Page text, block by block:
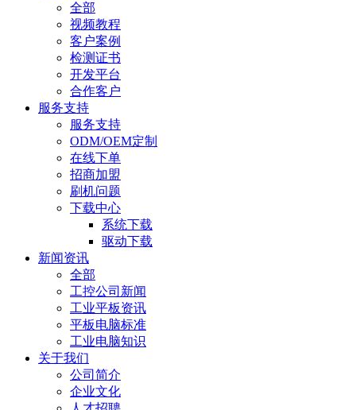
全部
视频教程
客户案例
检测证书
开发平台
合作客户
服务支持
服务支持
ODM/OEM定制
在线下单
招商加盟
刷机问题
下载中心
系统下载
驱动下载
新闻资讯
全部
工控公司新闻
工业平板资讯
平板电脑标准
工业电脑知识
关于我们
公司简介
企业文化